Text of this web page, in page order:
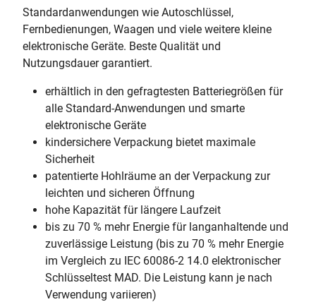
Standardanwendungen wie Autoschlüssel,
Fernbedienungen, Waagen und viele weitere kleine
elektronische Geräte. Beste Qualität und
Nutzungsdauer garantiert.
erhältlich in den gefragtesten Batteriegrößen für
alle Standard-Anwendungen und smarte
elektronische Geräte
kindersichere Verpackung bietet maximale
Sicherheit
patentierte Hohlräume an der Verpackung zur
leichten und sicheren Öffnung
hohe Kapazität für längere Laufzeit
bis zu 70 % mehr Energie für langanhaltende und
zuverlässige Leistung (bis zu 70 % mehr Energie
im Vergleich zu IEC 60086-2 14.0 elektronischer
Schlüsseltest MAD. Die Leistung kann je nach
Verwendung variieren)